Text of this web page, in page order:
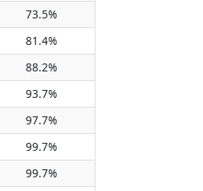
73.5%
81.4%
88.2%
93.7%
97.7%
99.7%
99.7%